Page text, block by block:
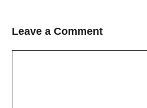
Leave a Comment